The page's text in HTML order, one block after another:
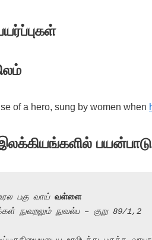
of a hero, sung by women when
பயன்பாடு
பகு வாய் வள்ளை
நுவறலும் நுவல்ப – குறு 89/1,2